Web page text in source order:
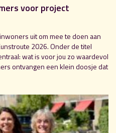
voor project
uit om mee te doen aan
2026. Onder de titel
wat is voor jou zo waardevol
ontvangen een klein doosje dat